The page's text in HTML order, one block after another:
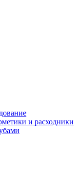
и расходники